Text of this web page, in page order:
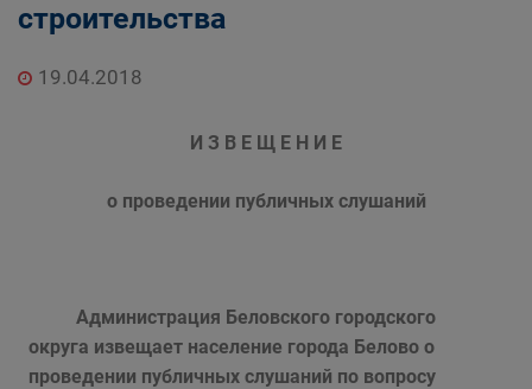
строительства
19.04.2018
И З В Е Щ Е Н И Е
о проведении публичных слушаний
Администрация Беловского городского
округа извещает население города Белово о
проведении публичных слушаний по вопросу